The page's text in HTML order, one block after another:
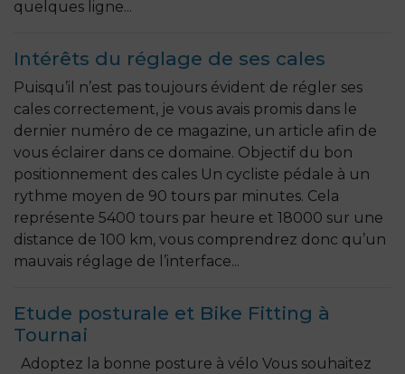
quelques ligne...
Intérêts du réglage de ses cales
Puisqu’il n’est pas toujours évident de régler ses
cales correctement, je vous avais promis dans le
dernier numéro de ce magazine, un article afin de
vous éclairer dans ce domaine. Objectif du bon
positionnement des cales Un cycliste pédale à un
rythme moyen de 90 tours par minutes. Cela
représente 5400 tours par heure et 18000 sur une
distance de 100 km, vous comprendrez donc qu’un
mauvais réglage de l’interface...
Etude posturale et Bike Fitting à
Tournai
Adoptez la bonne posture à vélo Vous souhaitez